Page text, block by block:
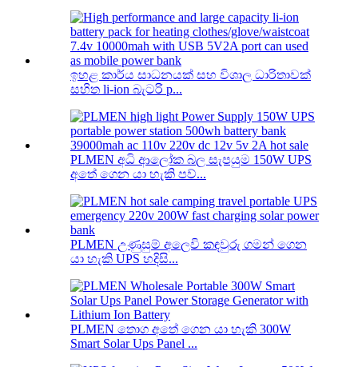
ඉහළ කාර්ය සාධනයක් සහ විශාල ධාරිතාවක්
සහිත li-ion බැටරි p...
PLMEN අධි ආලෝක බල සැපයුම 150W UPS
අතේ ගෙන යා හැකි පව්...
PLMEN උණුසුම් අලෙවි කඳවුරු ගමන් ගෙන
යා හැකි UPS හදිසි...
PLMEN තොග අතේ ගෙන යා හැකි 300W
Smart Solar Ups Panel ...